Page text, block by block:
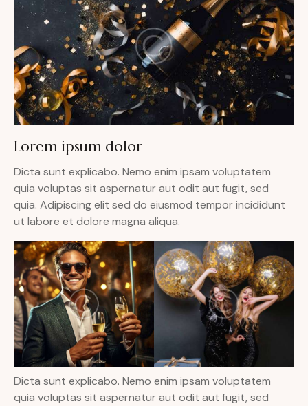
Lorem ipsum dolor
Dicta sunt explicabo. Nemo enim ipsam voluptatem
quia voluptas sit aspernatur aut odit aut fugit, sed
quia. Adipiscing elit sed do eiusmod tempor incididunt
ut labore et dolore magna aliqua.
Dicta sunt explicabo. Nemo enim ipsam voluptatem
quia voluptas sit aspernatur aut odit aut fugit, sed